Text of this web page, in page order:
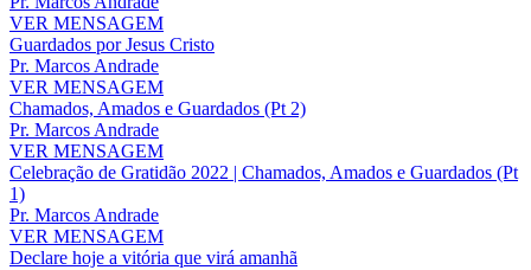
VER MENSAGEM
Guardados por Jesus Cristo
Pr. Marcos Andrade
VER MENSAGEM
Chamados, Amados e Guardados (Pt 2)
Pr. Marcos Andrade
VER MENSAGEM
Celebração de Gratidão 2022 | Chamados, Amados e Guardados (Pt
1)
Pr. Marcos Andrade
VER MENSAGEM
Declare hoje a vitória que virá amanhã